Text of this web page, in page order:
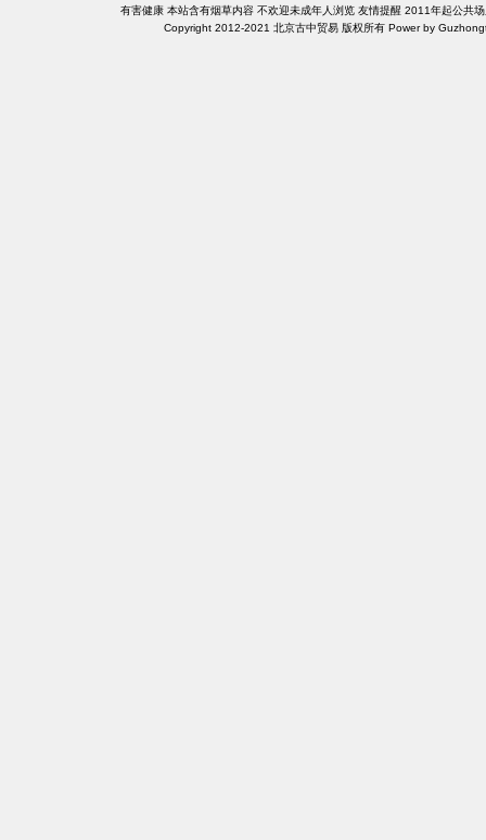
有害健康 本站含有烟草内容 不欢迎未成年人浏览 友情提醒 2011年起公共
Copyright 2012-2021 北京古中贸易 版权所有 Power by